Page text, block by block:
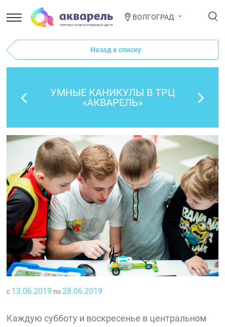
ВОЛГОГРАД
Назад к списку
УМНЫЕ КАНИКУЛЫ В ТРЦ
«АКВАРЕЛЬ»
с 13.06.2019 по 28.06.2019
Каждую субботу и воскресенье в центральном